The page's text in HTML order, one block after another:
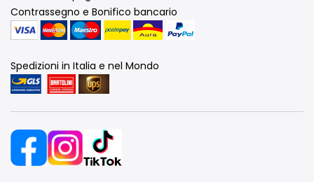
Contrassegno e Bonifico bancario
Spedizioni in Italia e nel Mondo